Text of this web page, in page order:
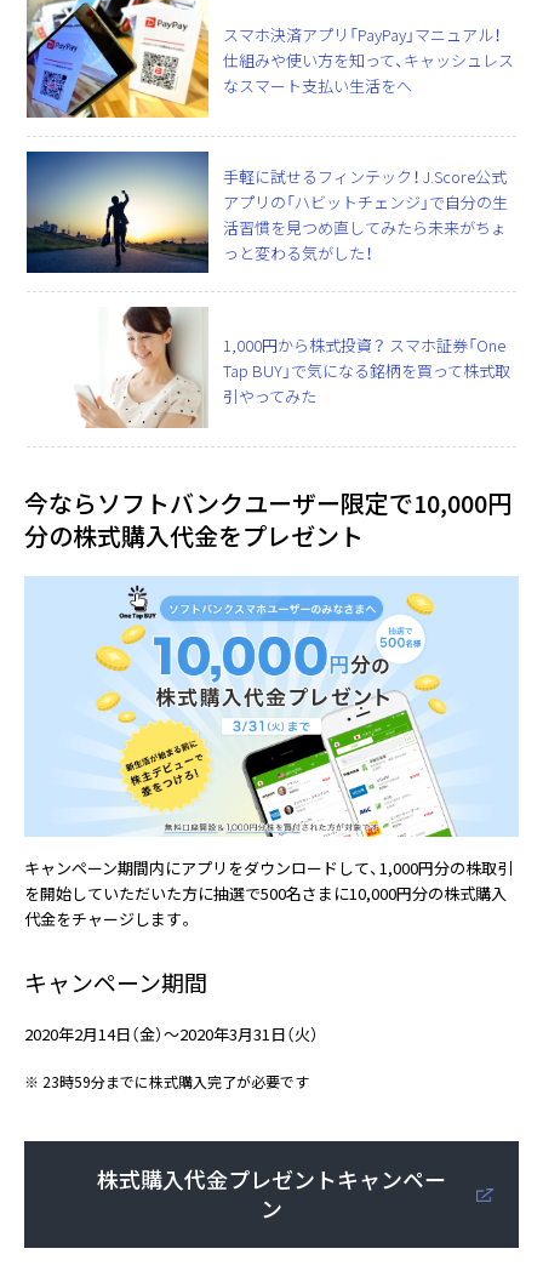
スマホ決済アプリ「PayPay」マニュアル！
仕組みや使い方を知って、キャッシュレス
なスマート支払い生活をへ
手軽に試せるフィンテック！ J.Score公式
アプリの「ハビットチェンジ」で自分の生
活習慣を見つめ直してみたら未来がちょ
っと変わる気がした！
1,000円から株式投資？ スマホ証券「One
Tap BUY」で気になる銘柄を買って株式取
引やってみた
今ならソフトバンクユーザー限定で10,000円
分の株式購入代金をプレゼント
キャンペーン期間内にアプリをダウンロードして、1,000円分の株取引
を開始していただいた方に抽選で500名さまに10,000円分の株式購入
代金をチャージします。
キャンペーン期間
2020年2月14日（金）〜2020年3月31日（火）
※ 23時59分までに株式購入完了が必要です
株式購入代金プレゼントキャンペー
ン